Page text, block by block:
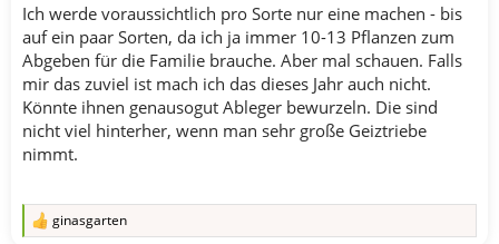
Ich werde voraussichtlich pro Sorte nur eine machen - bis
auf ein paar Sorten, da ich ja immer 10-13 Pflanzen zum
Abgeben für die Familie brauche. Aber mal schauen. Falls
mir das zuviel ist mach ich das dieses Jahr auch nicht.
Könnte ihnen genausogut Ableger bewurzeln. Die sind
nicht viel hinterher, wenn man sehr große Geiztriebe
nimmt.
R
ginasgarten